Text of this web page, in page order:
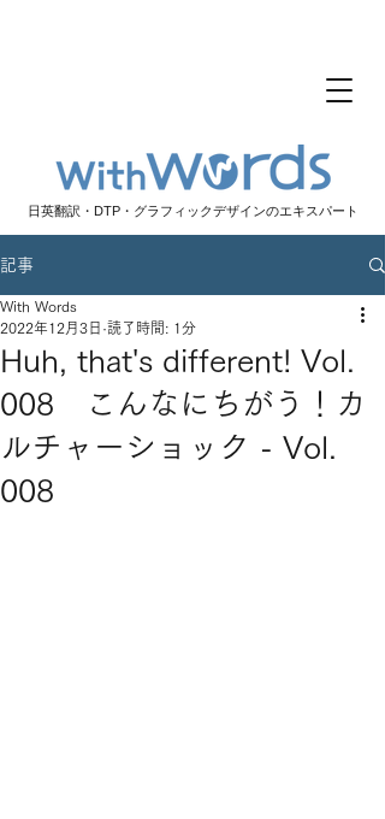
日英翻訳・DTP・グラフィックデザインのエキスパート
記事
Huh, that's different! Vol.
008 こんなにちがう！カ
ルチャーショック - Vol.
008
With Words
2022年12月3日 読了時間: 1分